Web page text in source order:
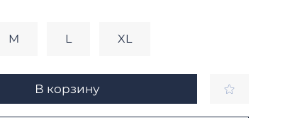
В корзину
M L XL